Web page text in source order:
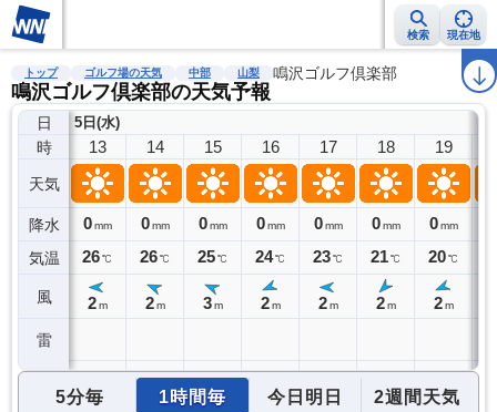
検索 現在地
雨雲レーダー 台風情報 地震情報 警報・注意報 2週間天気 ラ
トップ ゴルフ場の天気 中部 山梨 鳴沢ゴルフ倶楽部
鳴沢ゴルフ倶楽部の天気予報
日
時
天気
降水
気温
風
雷
5日(水)
13
0 mm
26℃
2 m
14
0 mm
26℃
2 m
15
0 mm
25℃
3 m
16
0 mm
24℃
2 m
17
0 mm
23℃
2 m
18
0 mm
21℃
2 m
19
0 mm
20℃
2 m
5分毎 1時間毎 今日明日 2週間天気